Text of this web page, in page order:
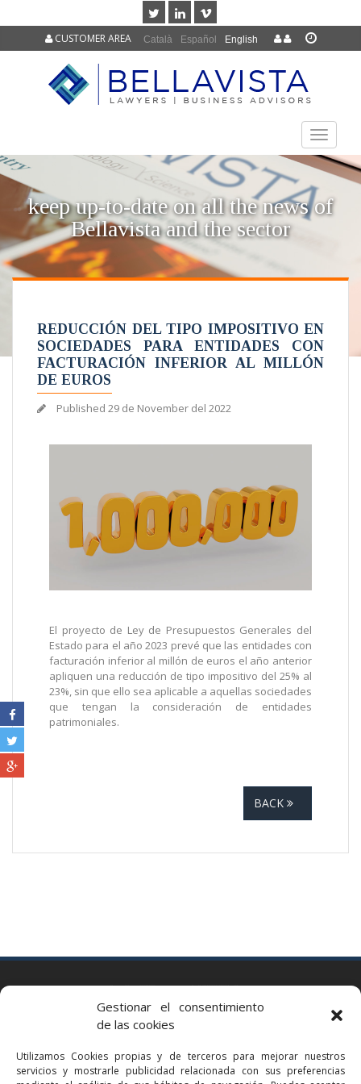
Gestionar el consentimiento
de las cookies
Utilizamos Cookies propias y de terceros para mejorar nuestros
servicios y mostrarle publicidad relacionada con sus preferencias
Català Español English
CUSTOMER AREA
TOGGLE
keep up-to-date on all the news of
Bellavista and the sector
REDUCCIÓN DEL TIPO IMPOSITIVO EN
SOCIEDADES PARA ENTIDADES CON
FACTURACIÓN INFERIOR AL MILLÓN
DE EUROS
Published 29 de November del 2022
El proyecto de Ley de Presupuestos Generales del
Estado para el año 2023 prevé que las entidades con
facturación inferior al millón de euros el año anterior
apliquen una reducción de tipo impositivo del 25% al
23%, sin que ello sea aplicable a aquellas sociedades
que tengan la consideración de entidades
patrimoniales.
BACK
Via Augusta 2 bis, 3º, 08006 Barcelona
bcn@bellavistalegal.eu